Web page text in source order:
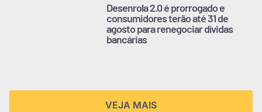
Desenrola 2.0 é prorrogado e
consumidores terão até 31 de
agosto para renegociar dívidas
bancárias
VEJA MAIS